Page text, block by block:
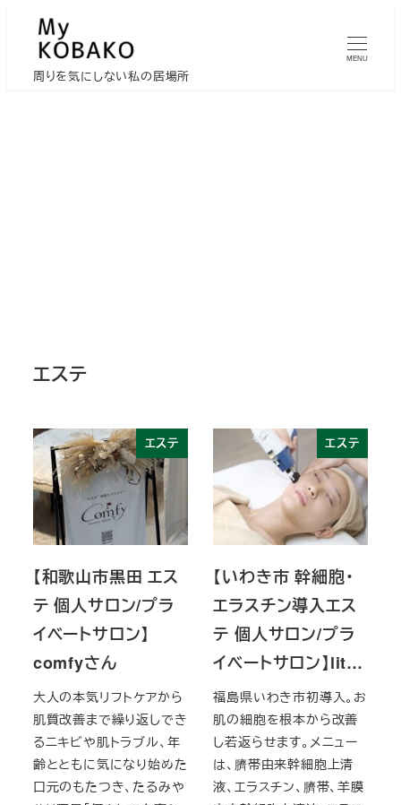
周りを気にしない私の居場所
MENU
エステ
エステ
【和歌山市黒田 エス
テ 個人サロン/プラ
イベートサロン】
comfyさん
大人の本気リフトケアから
肌質改善まで繰り返しでき
るニキビや肌トラブル、年
齢とともに気になり始めた
口元のもたつき、たるみや
エステ
【いわき市 幹細胞・
エラスチン導入エス
テ 個人サロン/プラ
イベートサロン】lit…
福島県いわき市初導入。お
肌の細胞を根本から改善
し若返らせます。メニュー
は、臍帯由来幹細胞上清
液、エラスチン、臍帯、羊膜